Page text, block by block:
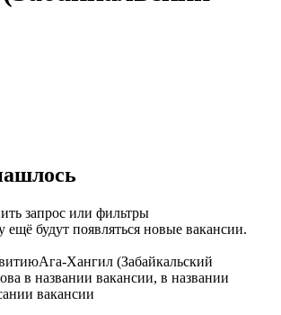
запрос или фильтры
будут появляться новые вакансии.
Ага-Хангил (Забайкальский
в названии вакансии, в названии
вакансии